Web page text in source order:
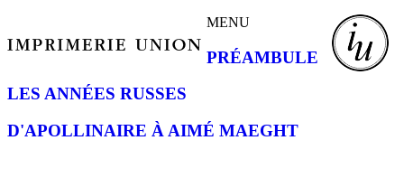
MENU
PRÉAMBULE
LES ANNÉES RUSSES
D'APOLLINAIRE À AIMÉ MAEGHT